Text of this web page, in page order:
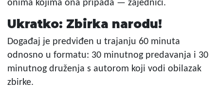
onima kojima ona pripada — zajednici.
Ukratko: Zbirka narodu!
Događaj je predviđen u trajanju 60 minuta
odnosno u formatu: 30 minutnog predavanja i 30
minutnog druženja s autorom koji vodi obilazak
zbirke.